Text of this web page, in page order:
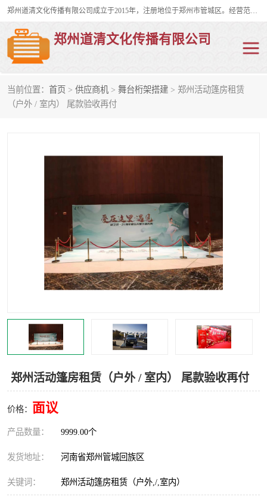
郑州道清文化传播有限公司成立于2015年，注册地位于郑州市管城区。经营范围包括会议及展览服务、庆典礼仪策划、企业形象策划、企业管理咨询、计算机图文设计、制作等。主要产品服务有：舞台桁架搭建，背景板搭建，灯光音响，雷亚舞台搭建、龙门架搭建、会议桌椅租赁、灯光音响租赁、空飘出租、气柱拱门租赁、喷绘写真制作、kt板制作。
郑州道清文化传播有限公司
当前位置： 首页 > 供应商机 > 舞台桁架搭建 > 郑州活动篷房租赁
（户外 / 室内） 尾款验收再付
郑州活动篷房租赁（户外 / 室内） 尾款验收再付
价格： 面议
产品数量： 9999.00个
发货地址： 河南省郑州管城回族区
关键词： 郑州活动篷房租赁（户外,/,室内）
舞台桁架搭建
雷亚舞台搭建
龙门架搭建 会议桌椅租赁
灯光音响租赁 空飘出租